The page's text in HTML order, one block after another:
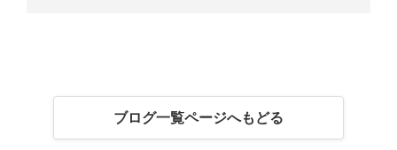
ブログ一覧ページへもどる